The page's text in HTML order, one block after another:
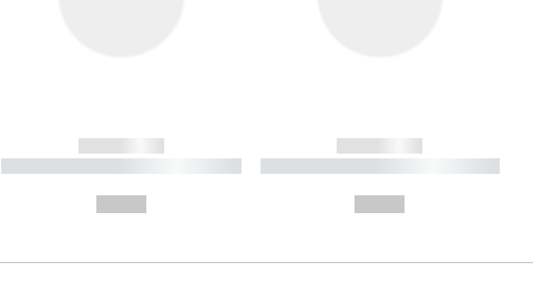
------------
----------- ----------- ----------
------------
----------- ----------- ----------